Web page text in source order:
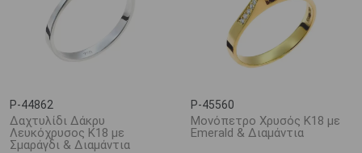
P-44862
Δαχτυλίδι Δάκρυ
Λευκόχρυσος Κ18 με
Σμαράγδι & Διαμάντια
P-45560
Μονόπετρο Χρυσός Κ18 με
Emerald & Διαμάντια